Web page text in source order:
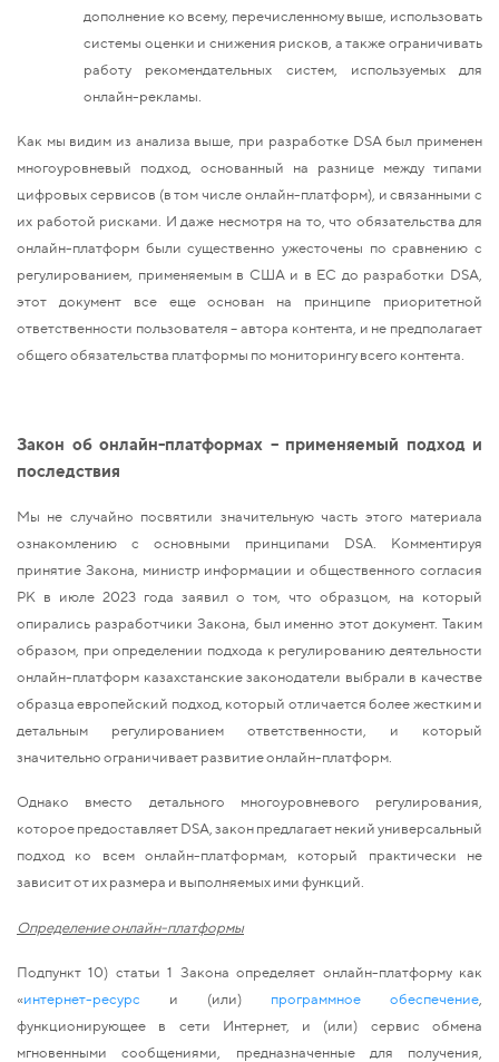
дополнение ко всему, перечисленному выше, использовать
системы оценки и снижения рисков, а также ограничивать
работу рекомендательных систем, используемых для
онлайн-рекламы.
Как мы видим из анализа выше, при разработке DSA был применен
многоуровневый подход, основанный на разнице между типами
цифровых сервисов (в том числе онлайн-платформ), и связанными с
их работой рисками. И даже несмотря на то, что обязательства для
онлайн-платформ были существенно ужесточены по сравнению с
регулированием, применяемым в США и в ЕС до разработки DSA,
этот документ все еще основан на принципе приоритетной
ответственности пользователя – автора контента, и не предполагает
общего обязательства платформы по мониторингу всего контента.
Закон об онлайн-платформах – применяемый подход и
последствия
Мы не случайно посвятили значительную часть этого материала
ознакомлению с основными принципами DSA. Комментируя
принятие Закона, министр информации и общественного согласия
РК в июле 2023 года заявил о том, что образцом, на который
опирались разработчики Закона, был именно этот документ. Таким
образом, при определении подхода к регулированию деятельности
онлайн-платформ казахстанские законодатели выбрали в качестве
образца европейский подход, который отличается более жестким и
детальным регулированием ответственности, и который
значительно ограничивает развитие онлайн-платформ.
Однако вместо детального многоуровневого регулирования,
которое предоставляет DSA, закон предлагает некий универсальный
подход ко всем онлайн-платформам, который практически не
зависит от их размера и выполняемых ими функций.
Определение онлайн-платформы
Подпункт 10) статьи 1 Закона определяет онлайн-платформу как
«интернет-ресурс и (или) программное обеспечение
функционирующее в сети Интернет, и (или) сервис обмена
мгновенными сообщениями, предназначенные для получения,